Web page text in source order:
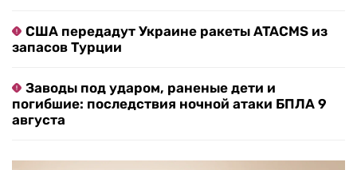
США передадут Украине ракеты ATACMS из
запасов Турции
Заводы под ударом, раненые дети и
погибшие: последствия ночной атаки БПЛА 9
августа